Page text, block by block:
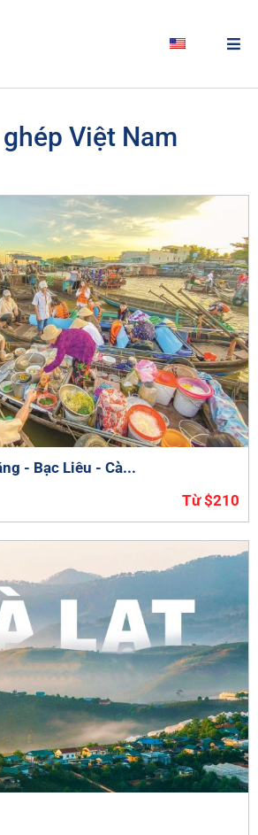
Việt Nam
- Bạc Liêu - Cà...
Từ $210